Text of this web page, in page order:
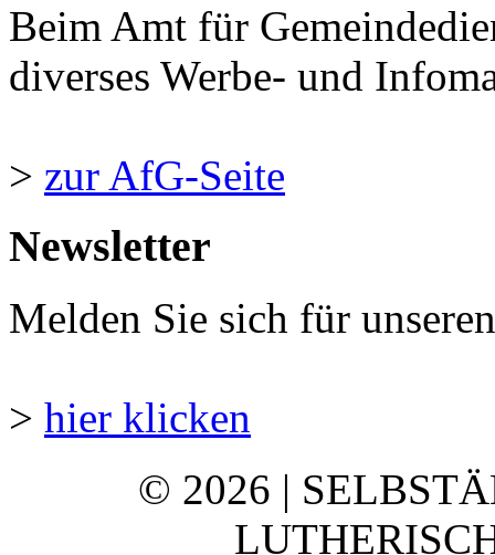
Beim Amt für
diverses Werbe- und
> zur AfG-Seite
Newsletter
Melden Sie sich für
> hier klicken
© 2026 |